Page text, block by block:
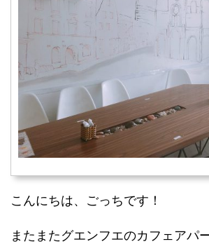
こんにちは、ごっちです！
またまたグエンフエのカフェアパ